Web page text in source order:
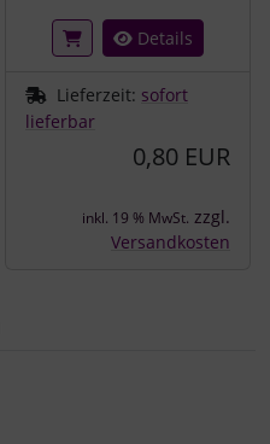
Details
Lieferzeit: sofort
lieferbar
0,80 EUR
inkl. 19 % MwSt. zzgl.
Versandkosten